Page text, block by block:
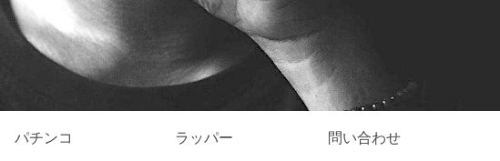
パチンコ ラッパー 問い合わせ